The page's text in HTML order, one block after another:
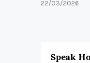
22/03/2026
Speak